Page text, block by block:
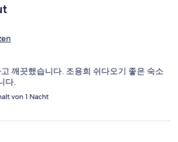
깨끗했습니다. 조용희 쉬다오기 좋은 숙소
다.
von 1 Nacht